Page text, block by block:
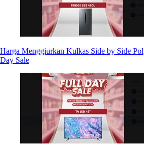
Harga Menggiurkan Kulkas Side by Side
Day Sale